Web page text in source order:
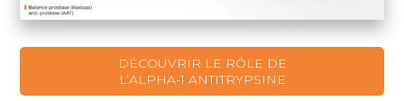
DÉCOUVRIR LE RÔLE DE
L’ALPHA-1 ANTITRYPSINE